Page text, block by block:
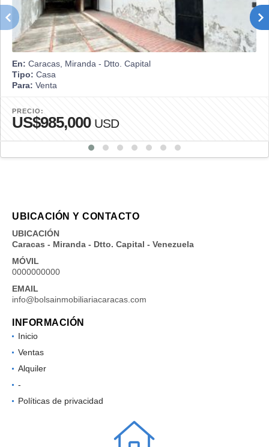
En: Caracas, Miranda - Dtto. Capital
Tipo: Casa
Para: Venta
PRECIO:
US$985,000 USD
UBICACIÓN Y CONTACTO
UBICACIÓN
Caracas - Miranda - Dtto. Capital - Venezuela
MÓVIL
0000000000
EMAIL
info@bolsainmobiliariacaracas.com
INFORMACIÓN
Inicio
Ventas
Alquiler
-
Políticas de privacidad